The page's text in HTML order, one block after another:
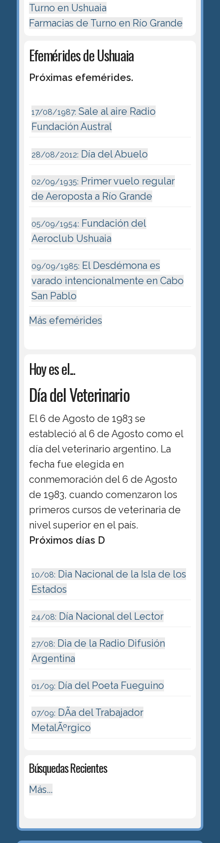
Turno en Ushuaia
Farmacias de Turno en Río Grande
Efemérides de Ushuaia
Próximas efemérides.
17/08/1987: Sale al aire Radio
Fundación Austral
28/08/2012: Día del Abuelo
02/09/1935: Primer vuelo regular
de Aeroposta a Río Grande
05/09/1954: Fundación del
Aeroclub Ushuaia
09/09/1985: El Desdémona es
varado intencionalmente en Cabo
San Pablo
Más efemérides
Hoy es el...
Día del Veterinario
El 6 de Agosto de 1983 se
estableció al 6 de Agosto como el
día del veterinario argentino. La
fecha fue elegida en
conmemoración del 6 de Agosto
de 1983, cuando comenzaron los
primeros cursos de veterinaria de
nivel superior en el país.
Próximos días D
10/08: Dia Nacional de la Isla de los
Estados
24/08: Día Nacional del Lector
27/08: Dia de la Radio Difusión
Argentina
01/09: Día del Poeta Fueguino
07/09: DÃ­a del Trabajador
MetalÃºrgico
Búsquedas Recientes
Más...